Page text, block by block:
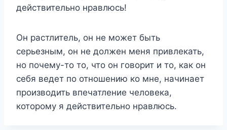
действительно нравлюсь!
Он растлитель, он не может быть
серьезным, он не должен меня привлекать,
но почему-то то, что он говорит и то, как он
себя ведет по отношению ко мне, начинает
производить впечатление человека,
которому я действительно нравлюсь.